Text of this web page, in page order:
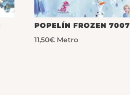
POPELÍN FROZEN 7007
11,50€ Metro